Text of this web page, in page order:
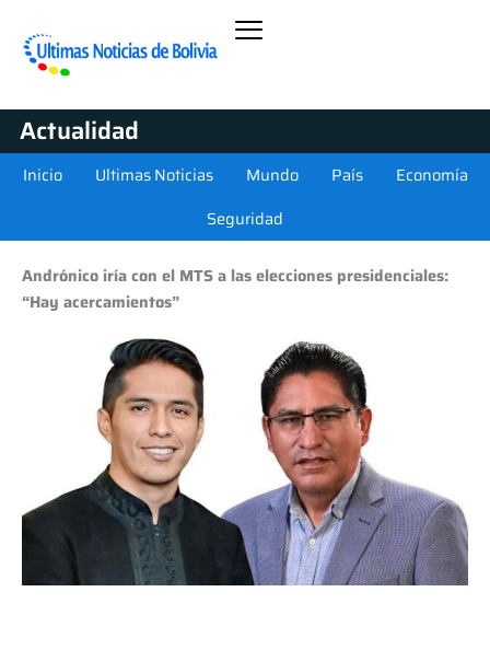
Actualidad
Inicio Ultimas Noticias Mundo País
Economía
Seguridad
Andrónico iría con el MTS a las elecciones presidenciales:
“Hay acercamientos”